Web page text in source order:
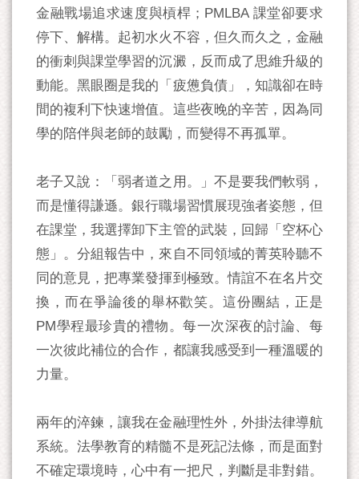
金融戰場追求速度與槓桿；PMLBA 課堂卻要求
停下、解構。起初水火不容，但久而久之，金融
的衝刺與課堂學習的沉澱，反而成了思維升級的
動能。黑眼圈是我的「疲憊負債」，知識卻在時
間的複利下快速增值。這些夜晚的辛苦，因為同
學的陪伴與老師的鼓勵，而變得不再孤單。
老子又說：「弱者道之用。」不是要我們軟弱，
而是懂得謙遜。銀行職場習慣展現強者姿態，但
在課堂，我選擇卸下主管的武裝，回歸「空杯心
態」。分組報告中，來自不同領域的菁英聆聽不
同的意見，把專業發揮到極致。情誼不在名片交
換，而在爭論後的舉杯歡笑。這份團結，正是
PM學程最珍貴的禮物。每一次深夜的討論、每
一次彼此補位的合作，都讓我感受到一種溫暖的
力量。
兩年的淬鍊，讓我在金融理性外，外掛法律導航
系統。法學教育的精髓不是死記法條，而是面對
不確定環境時，心中有一把尺，判斷是非對錯。